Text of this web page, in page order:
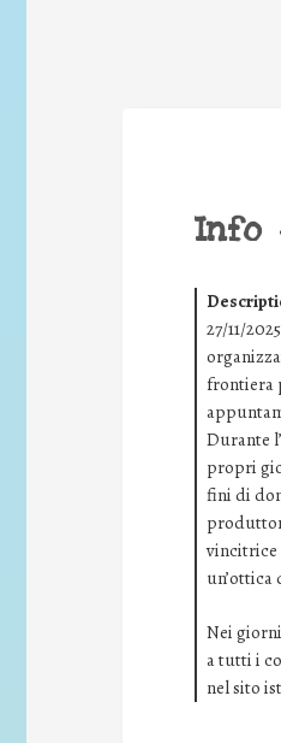
Info
27/11/
frontiera
Durante
propri
fini di
vincitrice
un’ottica
Nei
a tutti i
nel sito